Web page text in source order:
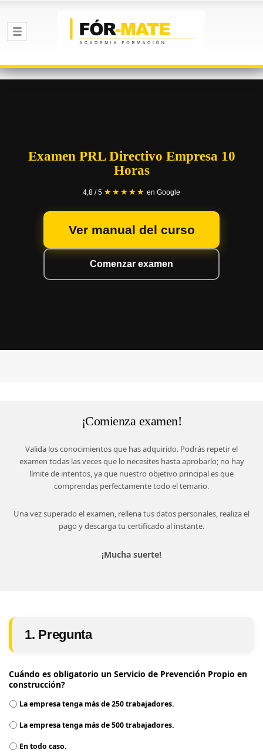
Examen PRL Directivo Empresa 10
Horas
4,8 / 5 ★★★★★ en Google
Ver manual del curso
Comenzar examen
¡Comienza examen!
Valida los conocimientos que has adquirido. Podrás repetir el
examen todas las veces que lo necesites hasta aprobarlo; no hay
límite de intentos, ya que nuestro objetivo principal es que
comprendas perfectamente todo el temario.
Una vez superado el examen, rellena tus datos personales, realiza el
pago y descarga tu certificado al instante.
¡Mucha suerte!
1. Pregunta
Cuándo es obligatorio un Servicio de Prevención Propio en
construcción?
La empresa tenga más de 250 trabajadores.
La empresa tenga más de 500 trabajadores.
En todo caso.